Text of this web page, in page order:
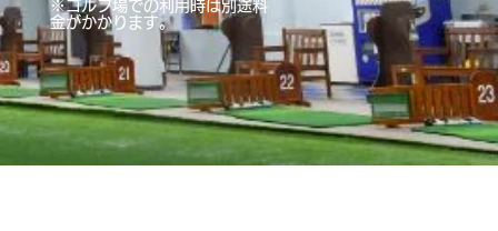
※ゴルフ場での利用時は別途料
金がかかります。